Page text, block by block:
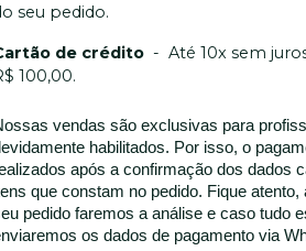
seu pedido.
de crédito - Até 10x sem
100,00.
vendas são exclusivas para
habilitados. Por isso, o
após a confirmação dos dados
que constam no pedido. Fique
pedido faremos a análise e caso tudo
os dados de pagamento via